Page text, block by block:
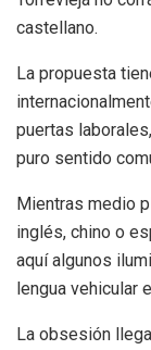
castellano.
La propuesta
puertas
puro sentido
Mientras medio
inglés, chino o
aquí algunos
lengua vehicular
La obsesión